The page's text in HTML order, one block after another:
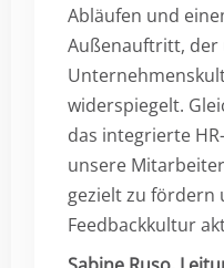
Abläufen und
Außenauftritt, der
widerspiegelt.
das integrierte
unsere
gezielt zu fördern
Feedbackkultur